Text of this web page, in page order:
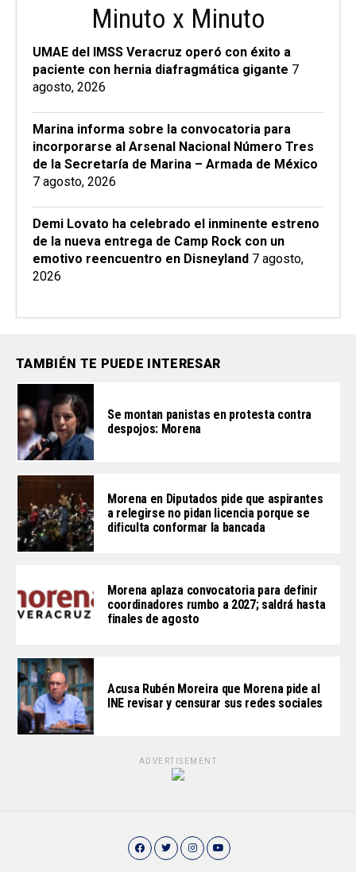
Minuto x Minuto
UMAE del IMSS Veracruz operó con éxito a
paciente con hernia diafragmática gigante 7
agosto, 2026
Marina informa sobre la convocatoria para
incorporarse al Arsenal Nacional Número Tres
de la Secretaría de Marina – Armada de México
7 agosto, 2026
Demi Lovato ha celebrado el inminente estreno
de la nueva entrega de Camp Rock con un
emotivo reencuentro en Disneyland 7 agosto,
2026
TAMBIÉN TE PUEDE INTERESAR
Se montan panistas en protesta contra
despojos: Morena
Morena en Diputados pide que aspirantes
a relegirse no pidan licencia porque se
dificulta conformar la bancada
Morena aplaza convocatoria para definir
coordinadores rumbo a 2027; saldrá hasta
finales de agosto
Acusa Rubén Moreira que Morena pide al
INE revisar y censurar sus redes sociales
ADVERTISEMENT